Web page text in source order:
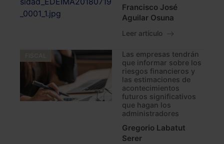
Francisco José
Aguilar Osuna
Leer artículo
Las empresas tendrán
que informar sobre los
riesgos financieros y
las estimaciones de
acontecimientos
futuros significativos
que hagan los
administradores
Gregorio Labatut
Serer